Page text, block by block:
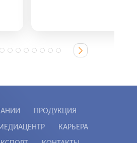
ПРОДУКЦИЯ
КАРЬЕРА